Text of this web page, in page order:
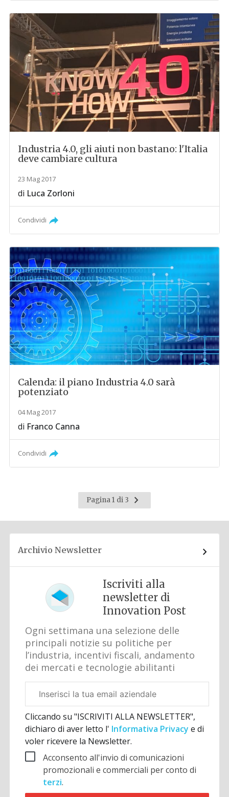
Industria 4.0, gli aiuti non bastano: l'Italia
deve cambiare cultura
23 Mag 2017
di Luca Zorloni
Condividi
Calenda: il piano Industria 4.0 sarà
potenziato
04 Mag 2017
di Franco Canna
Condividi
Pagina 1 di 3
Pagina
successiva
Archivio Newsletter
Iscriviti alla
newsletter di
Innovation Post
Ogni settimana una selezione delle
principali notizie su politiche per
l’industria, incentivi fiscali, andamento
dei mercati e tecnologie abilitanti
aziendale
Cliccando su "ISCRIVITI ALLA NEWSLETTER",
dichiaro di aver letto l' Informativa Privacye di
voler ricevere la Newsletter.
Acconsento all'invio di comunicazioni
promozionali e commerciali per conto di
terzi.